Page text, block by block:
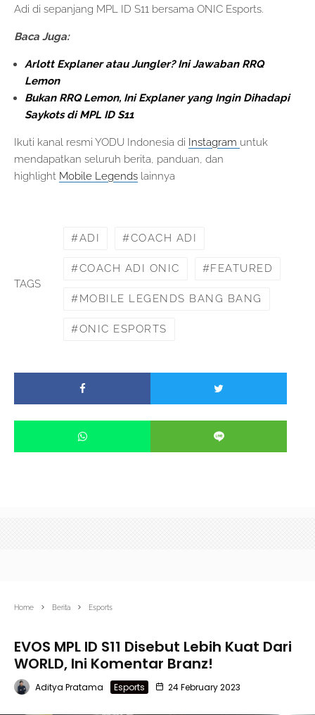
Adi di sepanjang MPL ID S11 bersama ONIC Esports.
Baca Juga:
Arlott Explaner atau Jungler? Ini Jawaban RRQ
Lemon
Bukan RRQ Lemon, Ini Explaner yang Ingin Dihadapi
Saykots di MPL ID S11
Ikuti kanal resmi YODU Indonesia di Instagram untuk
mendapatkan seluruh berita, panduan, dan
highlight Mobile Legends lainnya
TAGS
ADI COACH ADI
COACH ADI ONIC FEATURED
MOBILE LEGENDS BANG BANG
ONIC ESPORTS
Home Berita Esports
EVOS MPL ID S11 Disebut Lebih Kuat Dari
WORLD, Ini Komentar Branz!
Aditya Pratama Esports 24 February 2023